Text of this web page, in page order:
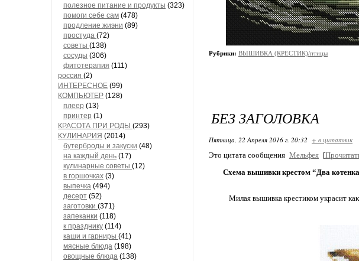
полезное питание и продукты (323)
помоги себе сам (478)
продление жиэни (89)
простуда (72)
советы (138)
сосуды (306)
фитотерапия (111)
россия (2)
ИНТЕРЕСНОЕ (99)
КОМПЬЮТЕР (128)
плеер (13)
принтер (1)
КРАСОТА ПРИ РОДЫ (293)
КУЛИНАРИЯ (2014)
бутерброды и закуски (48)
на каждый день (17)
кулинарные советы (12)
в горшочках (3)
выпечка (494)
десерт (52)
заготовки (371)
запеканки (118)
к празднику (114)
каши и гарниры (41)
мясные блюда (198)
овощные блюда (138)
Рубрики: ВЫШИВКА (КРЕСТИК)/птицы
БЕЗ ЗАГОЛОВКА
Пятница, 22 Апреля 2016 г. 20:32 + в цитатник
Это цитата сообщения Мельфея [
Схема вышивки крестом “Два
Милая вышивка крестиком украсит